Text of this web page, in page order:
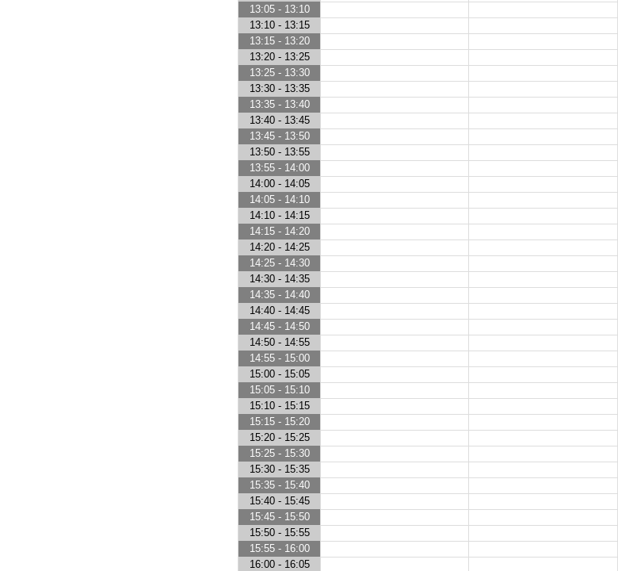
13:05 - 13:10
13:10 - 13:15
13:15 - 13:20
13:20 - 13:25
13:25 - 13:30
13:30 - 13:35
13:35 - 13:40
13:40 - 13:45
13:45 - 13:50
13:50 - 13:55
13:55 - 14:00
14:00 - 14:05
14:05 - 14:10
14:10 - 14:15
14:15 - 14:20
14:20 - 14:25
14:25 - 14:30
14:30 - 14:35
14:35 - 14:40
14:40 - 14:45
14:45 - 14:50
14:50 - 14:55
14:55 - 15:00
15:00 - 15:05
15:05 - 15:10
15:10 - 15:15
15:15 - 15:20
15:20 - 15:25
15:25 - 15:30
15:30 - 15:35
15:35 - 15:40
15:40 - 15:45
15:45 - 15:50
15:50 - 15:55
15:55 - 16:00
16:00 - 16:05